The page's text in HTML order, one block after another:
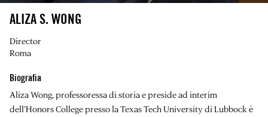
ALIZA S. WONG
Director
Roma
Biografia
Aliza Wong, professoressa di storia e preside ad interim
dell’Honors College presso la Texas Tech University di Lubbock è